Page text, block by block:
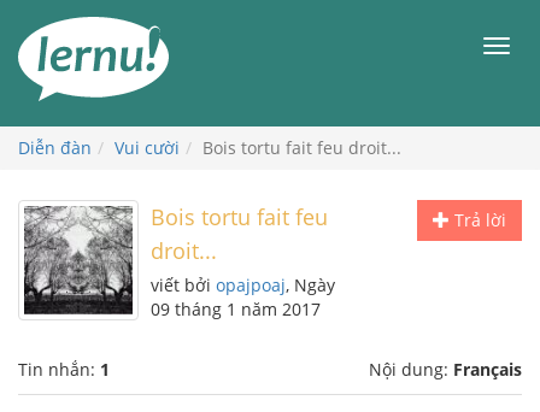
đến
phần
dung
Diễn đàn Vui cười Bois tortu fait feu droit...
Trả lời
Bois tortu fait feu
droit...
viết bởi opajpoaj, Ngày
09 tháng 1 năm 2017
Tin nhắn: 1 Nội dung: Français